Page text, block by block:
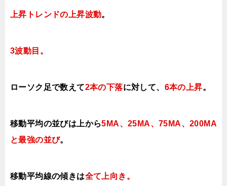
上昇トレンドの上昇波動。
3波動目。
ローソク足で数えて2本の下落に対して、 6本の上昇。
移動平均の並びは上から5MA、25MA、75MA、200MA
と最強の並び。
移動平均線の傾きは全て上向き。